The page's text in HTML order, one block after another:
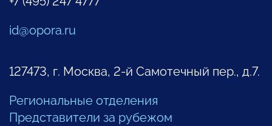
id@opora.ru
127473, г. Москва, 2-й Самотечный пер., д.7.
Региональные отделения
Представители за рубежом